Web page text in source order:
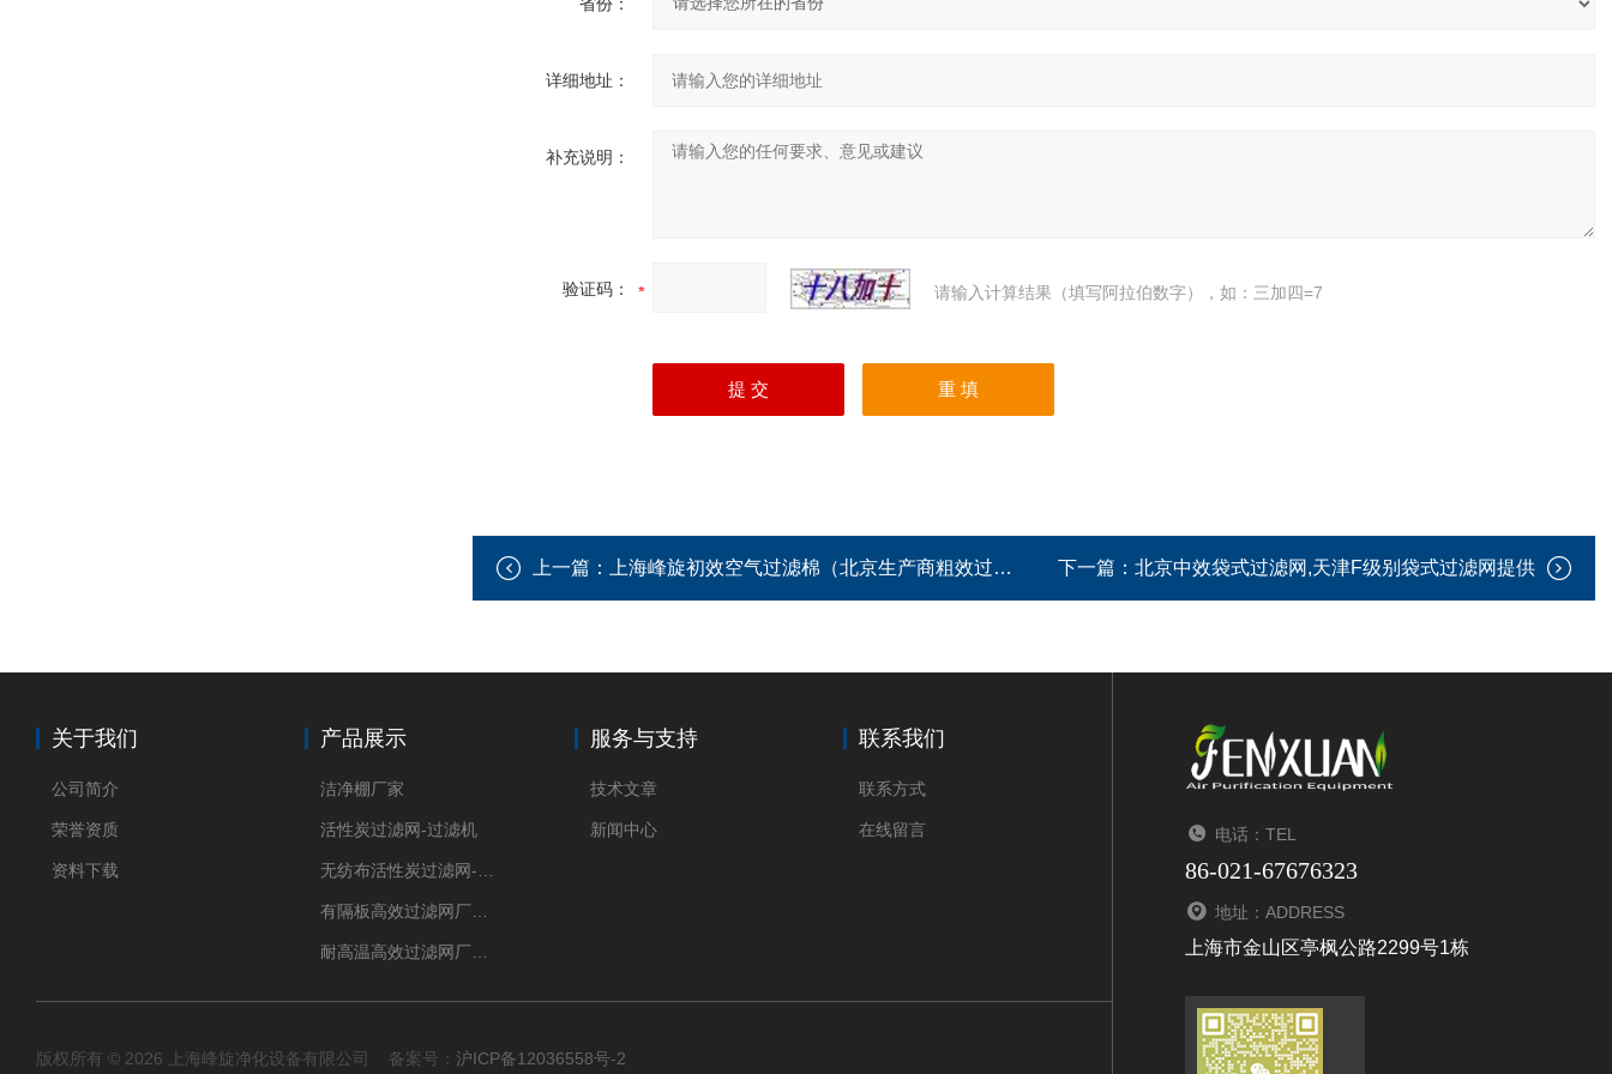
详细地址：
补充说明：
验证码： 请输入计算结果（填写阿拉伯数字），如：三加四=7
上一篇： 上海峰旋初效空气过滤棉（北京生产商粗效过滤棉） 下一篇： 北京中效袋式过滤网,天津F级别袋式过滤网提供
关于我们
公司简介
荣誉资质
资料下载
产品展示
洁净棚厂家
活性炭过滤网-过滤机
服务与支持
技术文章
新闻中心
联系我们
联系方式
在线留言
版权所有 © 2026 上海峰旋净化设备有限公司 备案号： 沪ICP备12036558号-2
电话：TEL
86-021-67676323
地址：ADDRESS
上海市金山区亭枫公路2299号1栋